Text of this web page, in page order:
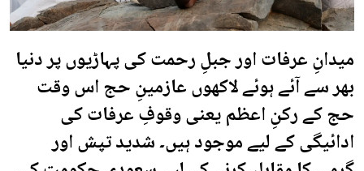
میدانِ عرفات اور جبلِ رحمت کی پہاڑیوں پر دنیا
بھر سے آئے ہوئے لاکھوں عازمینِ حج اس وقت
حج کے رکنِ اعظم یعنی وقوفِ عرفات کی
ادائیگی کے لیے موجود ہیں۔ شدید تپش اور